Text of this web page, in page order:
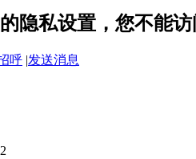
隐私设置，您不能
呼 |发送消息